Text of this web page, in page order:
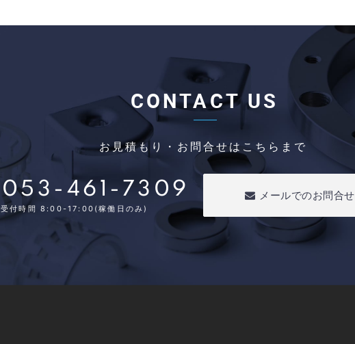
CONTACT US
お見積もり・お問合せはこちらまで
053-461-7309
受付時間 8:00-17:00(稼働日のみ)
メールでのお問合せ